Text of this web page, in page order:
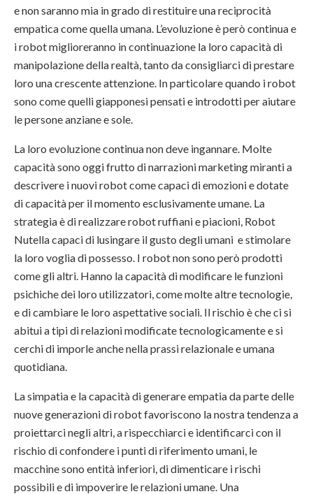
e non saranno mia in grado di restituire una reciprocità
empatica come quella umana. L’evoluzione è però continua e
i robot miglioreranno in continuazione la loro capacità di
manipolazione della realtà, tanto da consigliarci di prestare
loro una crescente attenzione. In particolare quando i robot
sono come quelli giapponesi pensati e introdotti per aiutare
le persone anziane e sole.
La loro evoluzione continua non deve ingannare. Molte
capacità sono oggi frutto di narrazioni marketing miranti a
descrivere i nuovi robot come capaci di emozioni e dotate
di capacità per il momento esclusivamente umane. La
strategia è di realizzare robot ruffiani e piacioni, Robot
Nutella capaci di lusingare il gusto degli umani e stimolare
la loro voglia di possesso. I robot non sono però prodotti
come gli altri. Hanno la capacità di modificare le funzioni
psichiche dei loro utilizzatori, come molte altre tecnologie,
e di cambiare le loro aspettative sociali. Il rischio è che ci si
abitui a tipi di relazioni modificate tecnologicamente e si
cerchi di imporle anche nella prassi relazionale e umana
quotidiana.
La simpatia e la capacità di generare empatia da parte delle
nuove generazioni di robot favoriscono la nostra tendenza a
proiettarci negli altri, a rispecchiarci e identificarci con il
rischio di confondere i punti di riferimento umani, le
macchine sono entità inferiori, di dimenticare i rischi
possibili e di impoverire le relazioni umane. Una